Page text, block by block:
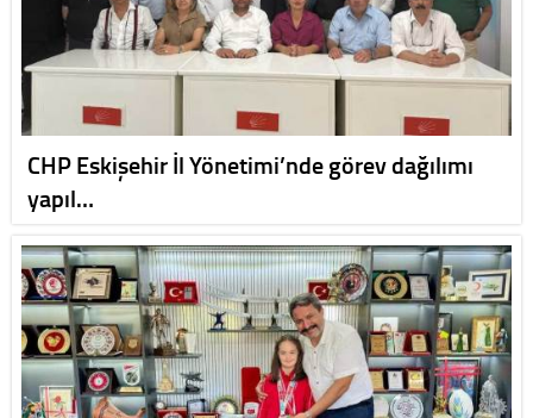
CHP Eskişehir İl Yönetimi’nde görev dağılımı
yapıl…